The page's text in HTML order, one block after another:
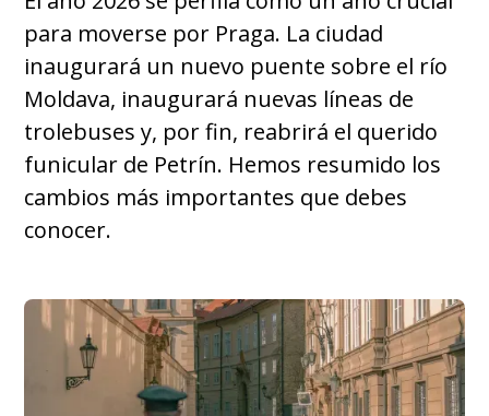
para moverse por Praga. La ciudad
inaugurará un nuevo puente sobre el río
Moldava, inaugurará nuevas líneas de
trolebuses y, por fin, reabrirá el querido
funicular de Petrín. Hemos resumido los
cambios más importantes que debes
conocer.